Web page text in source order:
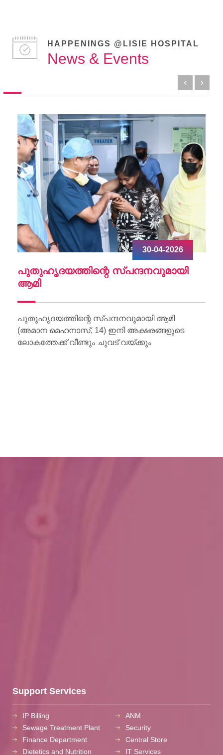
HAPPENINGS @LISIE HOSPITAL
News & Events
30-04-2026
പുതുഹൃദയത്തിന്റെ സ്പന്ദനവുമായി
ആമി
പുതുഹൃദയത്തിന്റെ സ്പന്ദനവുമായി ആമി
(അമാന മെഹനാസ്, 14) ഇനി അക്ഷരങ്ങളുടെ
ലോകത്തേക്ക് വീണ്ടും ചുവട് വയ്ക്കും
Support Services
IP Billing
Sewage Treatment Plant
Finance Department
Dietetics and Nutrition
ANM
Security
Central Store
IT Services